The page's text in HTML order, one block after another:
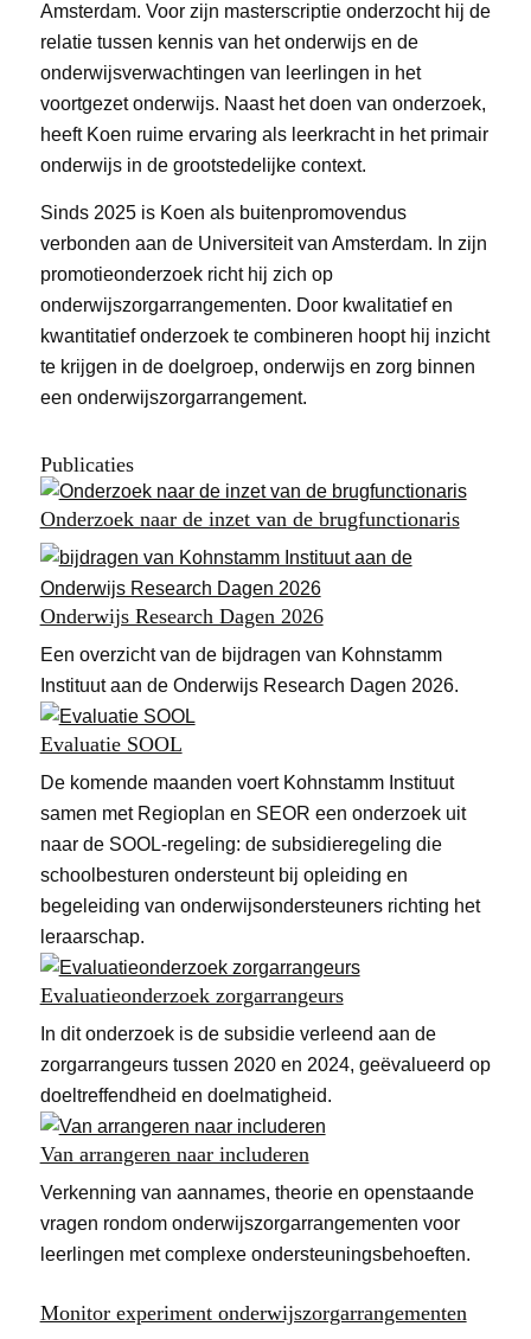
Amsterdam. Voor zijn masterscriptie onderzocht hij de
relatie tussen kennis van het onderwijs en de
onderwijsverwachtingen van leerlingen in het
voortgezet onderwijs. Naast het doen van onderzoek,
heeft Koen ruime ervaring als leerkracht in het primair
onderwijs in de grootstedelijke context.
Sinds 2025 is Koen als buitenpromovendus
verbonden aan de Universiteit van Amsterdam. In zijn
promotieonderzoek richt hij zich op
onderwijszorgarrangementen. Door kwalitatief en
kwantitatief onderzoek te combineren hoopt hij inzicht
te krijgen in de doelgroep, onderwijs en zorg binnen
een onderwijszorgarrangement.
Publicaties
Onderzoek naar de inzet van de brugfunctionaris
Onderwijs Research Dagen 2026
Een overzicht van de bijdragen van Kohnstamm
Instituut aan de Onderwijs Research Dagen 2026.
Evaluatie SOOL
De komende maanden voert Kohnstamm Instituut
samen met Regioplan en SEOR een onderzoek uit
naar de SOOL-regeling: de subsidieregeling die
schoolbesturen ondersteunt bij opleiding en
begeleiding van onderwijsondersteuners richting het
leraarschap.
Evaluatieonderzoek zorgarrangeurs
In dit onderzoek is de subsidie verleend aan de
zorgarrangeurs tussen 2020 en 2024, geëvalueerd op
doeltreffendheid en doelmatigheid.
Van arrangeren naar includeren
Verkenning van aannames, theorie en openstaande
vragen rondom onderwijszorgarrangementen voor
leerlingen met complexe ondersteuningsbehoeften.
Monitor experiment onderwijszorgarrangementen